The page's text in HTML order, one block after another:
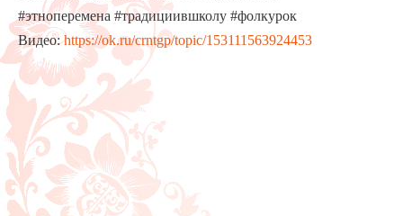
#этноперемена #традициившколу #фолкурок
Видео:https://ok.ru/crntgp/topic/153111563924453